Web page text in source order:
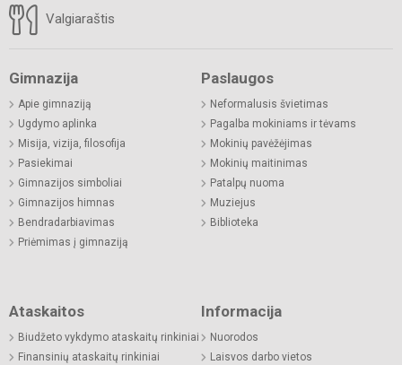
Valgiaraštis
Gimnazija
Apie gimnaziją
Ugdymo aplinka
Misija, vizija, filosofija
Pasiekimai
Gimnazijos simboliai
Gimnazijos himnas
Bendradarbiavimas
Priėmimas į gimnaziją
Paslaugos
Neformalusis švietimas
Pagalba mokiniams ir tėvams
Mokinių pavėžėjimas
Mokinių maitinimas
Patalpų nuoma
Muziejus
Biblioteka
Ataskaitos
Biudžeto vykdymo ataskaitų rinkiniai
Finansinių ataskaitų rinkiniai
Informacija
Nuorodos
Laisvos darbo vietos